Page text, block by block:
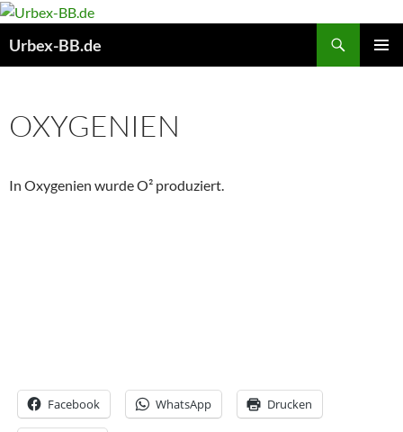
Urbex-BB.de
OXYGENIEN
In Oxygenien wurde O² produziert.
Facebook WhatsApp Drucken